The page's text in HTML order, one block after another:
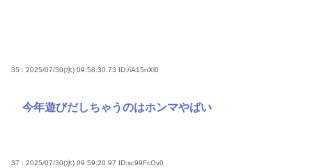
35 : 2025/07/30(水) 09:58:30.73 ID:/iA15nXl0
今年遊びだしちゃうのはホンマやばい
37 : 2025/07/30(水) 09:59:20.97 ID:sc99FcOv0